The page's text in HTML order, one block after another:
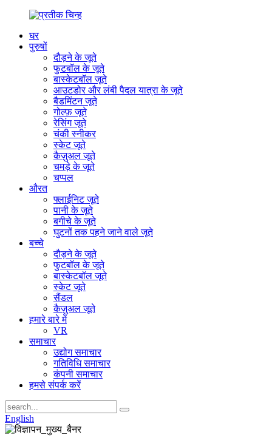
घर
पुरुषों
दौड़ने के जूते
फुटबॉल के जूते
बास्केटबॉल जूते
आउटडोर और लंबी पैदल यात्रा के जूते
बैडमिंटन जूते
गोल्फ़ जूते
रेसिंग जूते
चंकी स्नीकर
स्केट जूते
कैज़ुअल जूते
चमड़े के जूते
चप्पल
औरत
फ्लाईनिट जूते
पानी के जूते
बगीचे के जूते
घुटनों तक पहने जाने वाले जूते
बच्चे
दौड़ने के जूते
फुटबॉल के जूते
बास्केटबॉल जूते
स्केट जूते
सैंडल
कैज़ुअल जूते
हमारे बारे में
VR
समाचार
उद्योग समाचार
गतिविधि समाचार
कंपनी समाचार
हमसे संपर्क करें
English